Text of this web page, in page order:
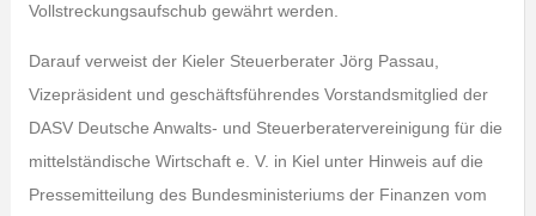
Vollstreckungsaufschub gewährt werden.
Darauf verweist der Kieler Steuerberater Jörg Passau,
Vizepräsident und geschäftsführendes Vorstandsmitglied der
DASV Deutsche Anwalts- und Steuerberatervereinigung für die
mittelständische Wirtschaft e. V. in Kiel unter Hinweis auf die
Pressemitteilung des Bundesministeriums der Finanzen vom